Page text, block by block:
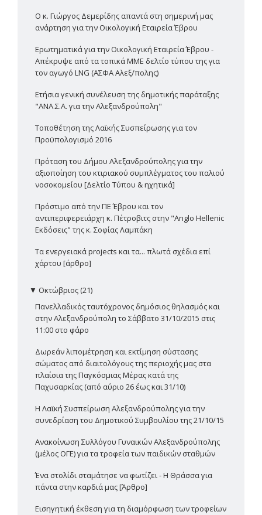
Ο κ. Γιώργος Δεμερίδης απαντά στη σημερινή μας
ανάρτηση για την Οικολογική Εταιρεία Έβρου
Ερωτηματικά για την Οικολογική Εταιρεία Έβρου -
Απέκρυψε από τα τοπικά ΜΜΕ δελτίο τύπου της για
τον αγωγό LNG (ΑΣΦΑ Αλεξ/πολης)
Ετήσια γενική συνέλευση της δημοτικής παράταξης
"ΑΝΑ.Σ.Α. για την Αλεξανδρούπολη"
Τοποθέτηση της Λαϊκής Συσπείρωσης για τον
Προϋπολογισμό 2016
Πρόταση του Δήμου Αλεξανδρούπολης για την
αξιοποίηση του κτιριακού συμπλέγματος του παλιού
νοσοκομείου [Δελτίο Τύπου & ηχητικά]
Πρόστιμο από την ΠΕ Έβρου και τον
αντιπεριφερειάρχη κ. Πέτροβιτς στην "Anglo Hellenic
Εκδόσεις" της κ. Σοφίας Λαμπάκη
Τα ενεργειακά projects και τα... πλωτά σχέδια επί
χάρτου [άρθρο]
▼ Οκτώβριος (21)
Πανελλαδικός ταυτόχρονος δημόσιος θηλασμός και
στην Αλεξανδρούπολη το Σάββατο 31/10/2015 στις
11:00 στο φάρο
Δωρεάν λιπομέτρηση και εκτίμηση σύστασης
σώματος από διαιτολόγους της περιοχής μας στα
πλαίσια της Παγκόσμιας Μέρας κατά της
Παχυσαρκίας (από αύριο 26 έως και 31/10)
Η Λαϊκή Συσπείρωση Αλεξανδρούπολης για την
συνεδρίαση του Δημοτικού Συμβουλίου της 21/10/15
Ανακοίνωση Συλλόγου Γυναικών Αλεξανδρούπολης
(μέλος ΟΓΕ) για τα τροφεία των παιδικών σταθμών
Ένα στολίδι σταμάτησε να φωτίζει - Η Θράσσα για
πάντα στην καρδιά μας [Άρθρο]
Εισηγητική έκθεση για τη διαμόρφωση των τροφείων